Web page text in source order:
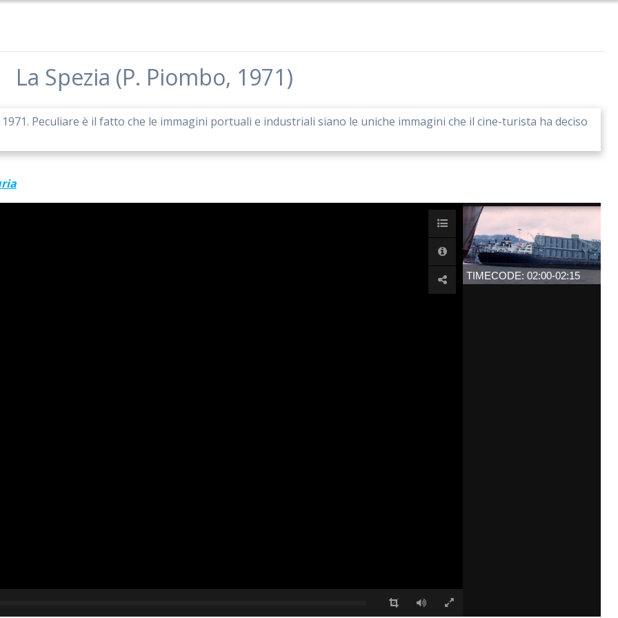
La Spezia (P. Piombo, 1971)
Peculiare è il fatto che le immagini portuali e industriali siano le uniche immagini che il cine-turista ha deciso
TIMECODE: 02:00-02:15